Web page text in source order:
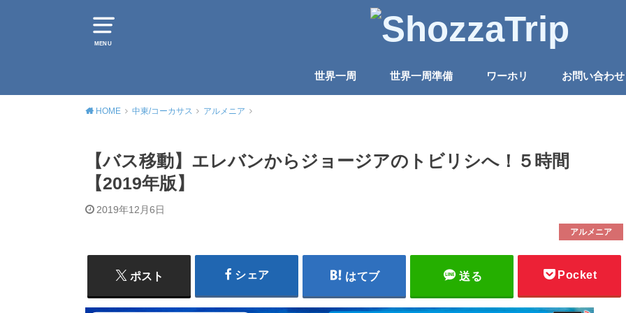
MENU
世界一周 世界一周準備 ワーホリ お問い合わせ
HOME 中東/コーカサス アルメニア
【バス移動】エレバンからジョージアのトビリシへ！５時間
【2019年版】
2019年12月6日
アルメニア
ポスト シェア はてブ 送る Pocket